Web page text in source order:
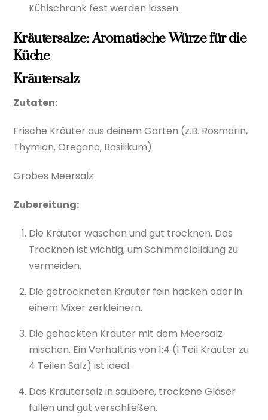
Kühlschrank fest werden lassen.
Kräutersalze: Aromatische Würze für die
Küche
Kräutersalz
Zutaten:
Frische Kräuter aus deinem Garten (z.B. Rosmarin,
Thymian, Oregano, Basilikum)
Grobes Meersalz
Zubereitung:
Die Kräuter waschen und gut trocknen. Das
Trocknen ist wichtig, um Schimmelbildung zu
vermeiden.
Die getrockneten Kräuter fein hacken oder in
einem Mixer zerkleinern.
Die gehackten Kräuter mit dem Meersalz
mischen. Ein Verhältnis von 1:4 (1 Teil Kräuter zu
4 Teilen Salz) ist ideal.
Das Kräutersalz in saubere, trockene Gläser
füllen und gut verschließen.